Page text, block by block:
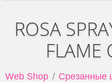
ROSA
Web Shop
Срезанные